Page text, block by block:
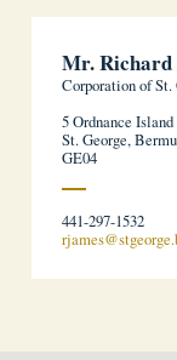
Mr. Richard
Corporation of St.
5 Ordnance Island
St. George,
GE04
441-297-1532